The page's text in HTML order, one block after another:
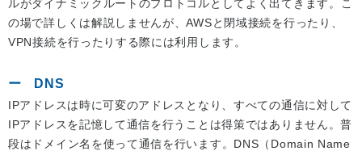
ルがダイナミックルートのプロトコルとしてよく出てきます。こ
の場で詳しくは解説しませんが、AWSと閉域接続を行ったり、
VPN接続を行ったりする際には利用します。
DNS
IPアドレスは時に可変のアドレスとなり、すべての通信に対して
IPアドレスを記憶して通信を行うことは得策ではありません。普
段はドメイン名を使って通信を行います。DNS（Domain Name